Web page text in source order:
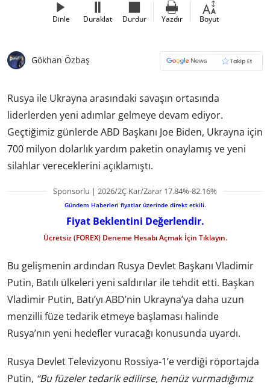
Dinle Duraklat Durdur Yazdır Boyut
Gökhan Özbaş
Rusya ile Ukrayna arasındaki savaşın ortasında
liderlerden yeni adımlar gelmeye devam ediyor.
Geçtiğimiz günlerde ABD Başkanı Joe Biden, Ukrayna için
700 milyon dolarlık yardım paketin onaylamış ve yeni
silahlar vereceklerini açıklamıştı.
Sponsorlu | 2026/2Ç Kar/Zarar 17.84%-82.16%
Gündem Haberleri fiyatlar üzerinde direkt etkili.
Fiyat Beklentini Değerlendir.
Ücretsiz (FOREX) Deneme Hesabı Açmak İçin Tıklayın.
Bu gelişmenin ardından Rusya Devlet Başkanı Vladimir
Putin, Batılı ülkeleri yeni saldırılar ile tehdit etti. Başkan
Vladimir Putin, Batı’yı ABD’nin Ukrayna’ya daha uzun
menzilli füze tedarik etmeye başlaması halinde
Rusya’nın yeni hedefler vuracağı konusunda uyardı.
Rusya Devlet Televizyonu Rossiya-1’e verdiği röportajda
Putin, “Bu füzeler tedarik edilirse, henüz vurmadığımız